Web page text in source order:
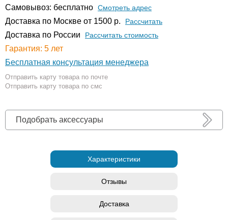
Самовывоз: бесплатно Смотреть адрес
Доставка по Москве от 1500 р. Расcчитать
Доставка по России Рассчитать стоимость
Гарантия: 5 лет
Бесплатная консультация менеджера
Отправить карту товара по почте
Отправить карту товара по смс
Подобрать аксессуары
Характеристики
Отзывы
Доставка